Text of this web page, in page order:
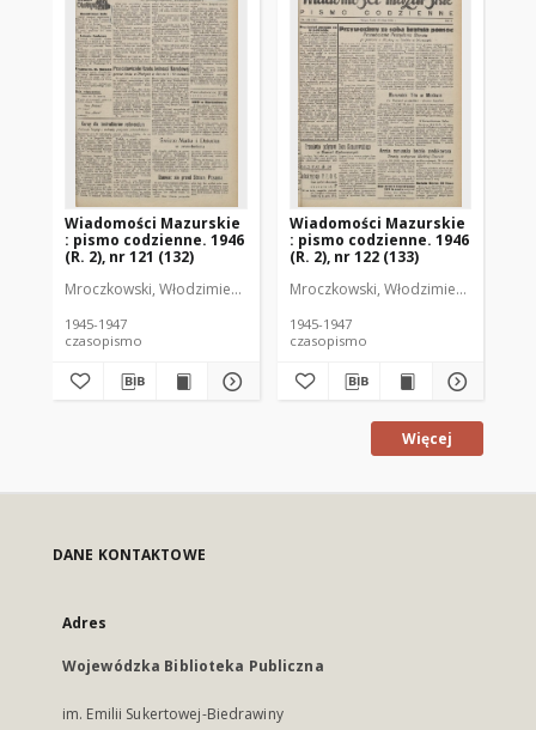
Wiadomości Mazurskie
: pismo codzienne. 1946
(R. 2), nr 121 (132)
Mroczkowski, Włodzimierz (1902-1971). Redaktor
1945-1947
czasopismo
Wiadomości Mazurskie
: pismo codzienne. 1946
(R. 2), nr 122 (133)
Mroczkowski, Włodzimierz (1902-
1945-1947
czasopismo
Więcej
DANE KONTAKTOWE
Adres
Wojewódzka Biblioteka Publiczna
im. Emilii Sukertowej-Biedrawiny